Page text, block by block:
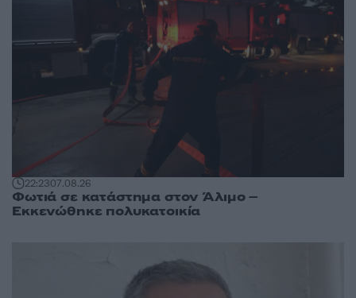
22:2307.08.26
Φωτιά σε κατάστημα στον Άλιμο –
Εκκενώθηκε πολυκατοικία